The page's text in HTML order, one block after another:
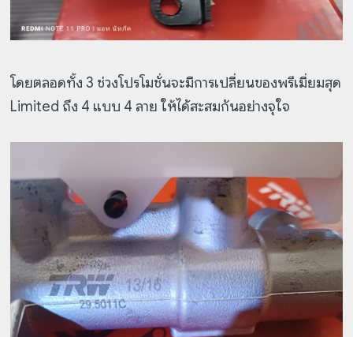
โดยตลอดทั้ง 3 ช่วงโปรโมชั่นจะมีการเปลี่ยนของพรีเมี่ยมสุด
Limited ถึง 4 แบบ 4 ลาย ให้ได้สะสมกันอย่างจุใจ